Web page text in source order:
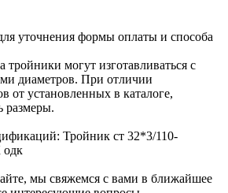
уточнения формы оплаты и способа
могут изготавливаться с
диаметров. При отличии
от установленных в каталоге,
размеры.
Тройник ст 32*3/110-
мы свяжемся с вами в ближайшее